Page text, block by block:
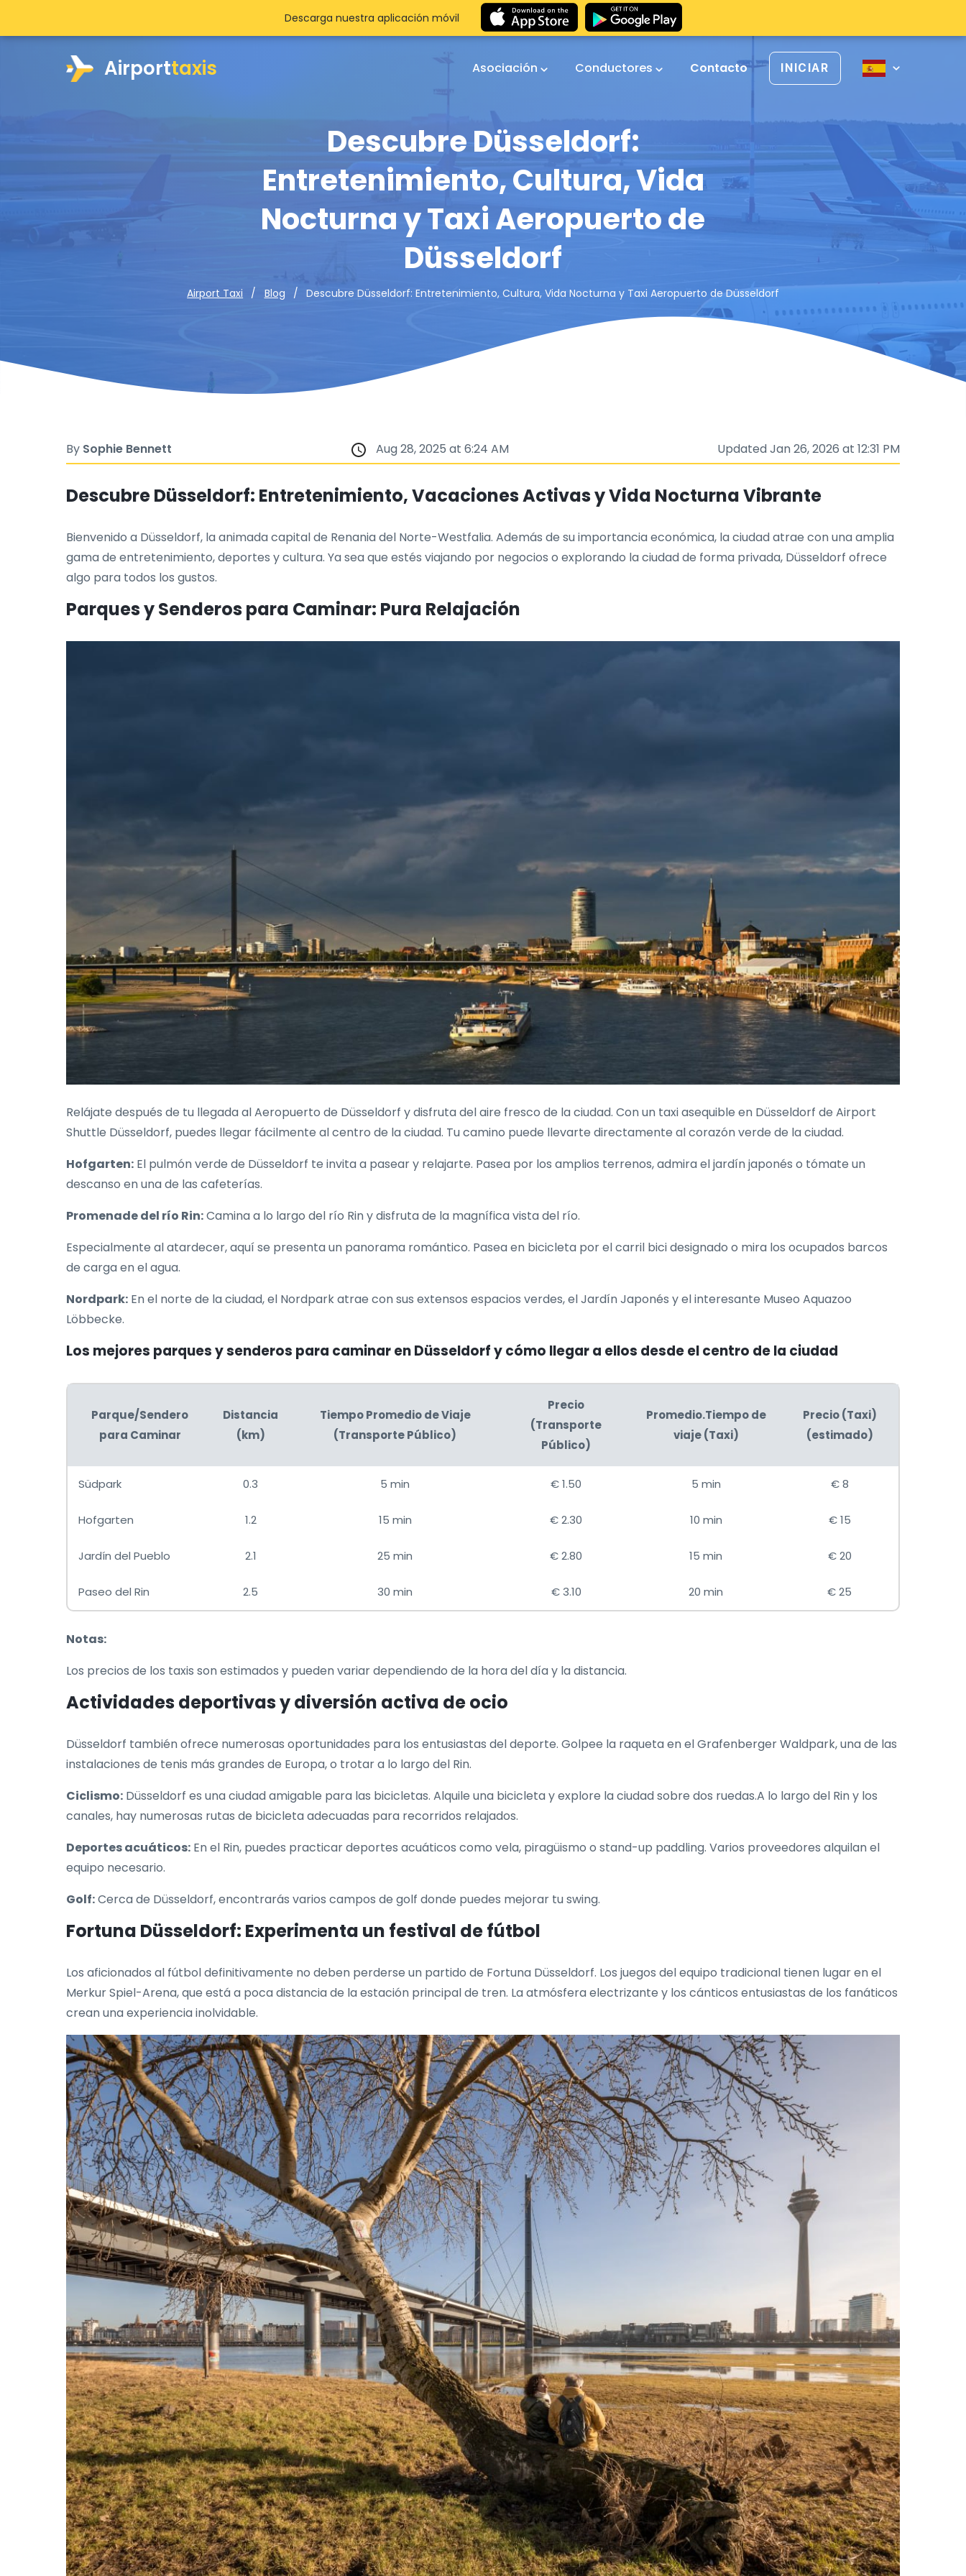
Airporttaxis Asociación Conductores Contacto INICIAR
Descubre Düsseldorf:
Entretenimiento, Cultura, Vida
Nocturna y Taxi Aeropuerto de
Düsseldorf
Airport Taxi Blog Descubre Düsseldorf: Entretenimiento, Cultura, Vida Nocturna y Taxi Aeropuerto de Düsseldorf
Descarga nuestra aplicación móvil
By Sophie Bennett Aug 28, 2025 at 6:24 AM Updated Jan 26, 2026 at 12:31 PM
Descubre Düsseldorf: Entretenimiento, Vacaciones Activas y Vida Nocturna Vibrante
Bienvenido a Düsseldorf, la animada capital de Renania del Norte-Westfalia. Además de su importancia económica, la ciudad atrae con una amplia
gama de entretenimiento, deportes y cultura. Ya sea que estés viajando por negocios o explorando la ciudad de forma privada, Düsseldorf ofrece
algo para todos los gustos.
Parques y Senderos para Caminar: Pura Relajación
Relájate después de tu llegada al Aeropuerto de Düsseldorf y disfruta del aire fresco de la ciudad. Con un taxi asequible en Düsseldorf de Airport
Shuttle Düsseldorf, puedes llegar fácilmente al centro de la ciudad. Tu camino puede llevarte directamente al corazón verde de la ciudad.
Hofgarten: El pulmón verde de Düsseldorf te invita a pasear y relajarte. Pasea por los amplios terrenos, admira el jardín japonés o tómate un
descanso en una de las cafeterías.
Promenade del río Rin:Camina a lo largo del río Rin y disfruta de la magnífica vista del río.
Especialmente al atardecer, aquí se presenta un panorama romántico. Pasea en bicicleta por el carril bici designado o mira los ocupados barcos
de carga en el agua.
Nordpark: En el norte de la ciudad, el Nordpark atrae con sus extensos espacios verdes, el Jardín Japonés y el interesante Museo Aquazoo
Löbbecke.
Los mejores parques y senderos para caminar en Düsseldorf y cómo llegar a ellos desde el centro de la ciudad
Parque/Sendero
para Caminar
Distancia
(km)
Tiempo Promedio de Viaje
(Transporte Público)
Precio
(Transporte
Público)
Promedio.Tiempo de
viaje (Taxi)
Precio (Taxi)
(estimado)
Südpark 0.3 5 min € 1.50 5 min € 8
Hofgarten 1.2 15 min € 2.30 10 min € 15
Jardín del Pueblo 2.1 25 min € 2.80 15 min € 20
Paseo del Rin 2.5 30 min € 3.10 20 min € 25
Notas:
Los precios de los taxis son estimados y pueden variar dependiendo de la hora del día y la distancia.
Actividades deportivas y diversión activa de ocio
Düsseldorf también ofrece numerosas oportunidades para los entusiastas del deporte. Golpee la raqueta en el Grafenberger Waldpark, una de las
instalaciones de tenis más grandes de Europa, o trotar a lo largo del Rin.
Ciclismo: Düsseldorf es una ciudad amigable para las bicicletas. Alquile una bicicleta y explore la ciudad sobre dos ruedas.A lo largo del Rin y los
canales, hay numerosas rutas de bicicleta adecuadas para recorridos relajados.
Deportes acuáticos: En el Rin, puedes practicar deportes acuáticos como vela, piragüismo o stand-up paddling. Varios proveedores alquilan el
equipo necesario.
Golf:Cerca de Düsseldorf, encontrarás varios campos de golf donde puedes mejorar tu swing.
Fortuna Düsseldorf: Experimenta un festival de fútbol
Los aficionados al fútbol definitivamente no deben perderse un partido de Fortuna Düsseldorf. Los juegos del equipo tradicional tienen lugar en el
Merkur Spiel-Arena, que está a poca distancia de la estación principal de tren. La atmósfera electrizante y los cánticos entusiastas de los fanáticos
crean una experiencia inolvidable.